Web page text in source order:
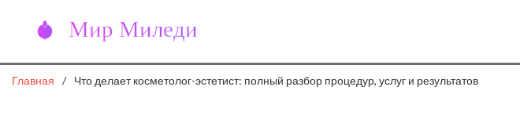
Главная Что делает косметолог-эстетист: полный разбор процедур, услуг и результатов